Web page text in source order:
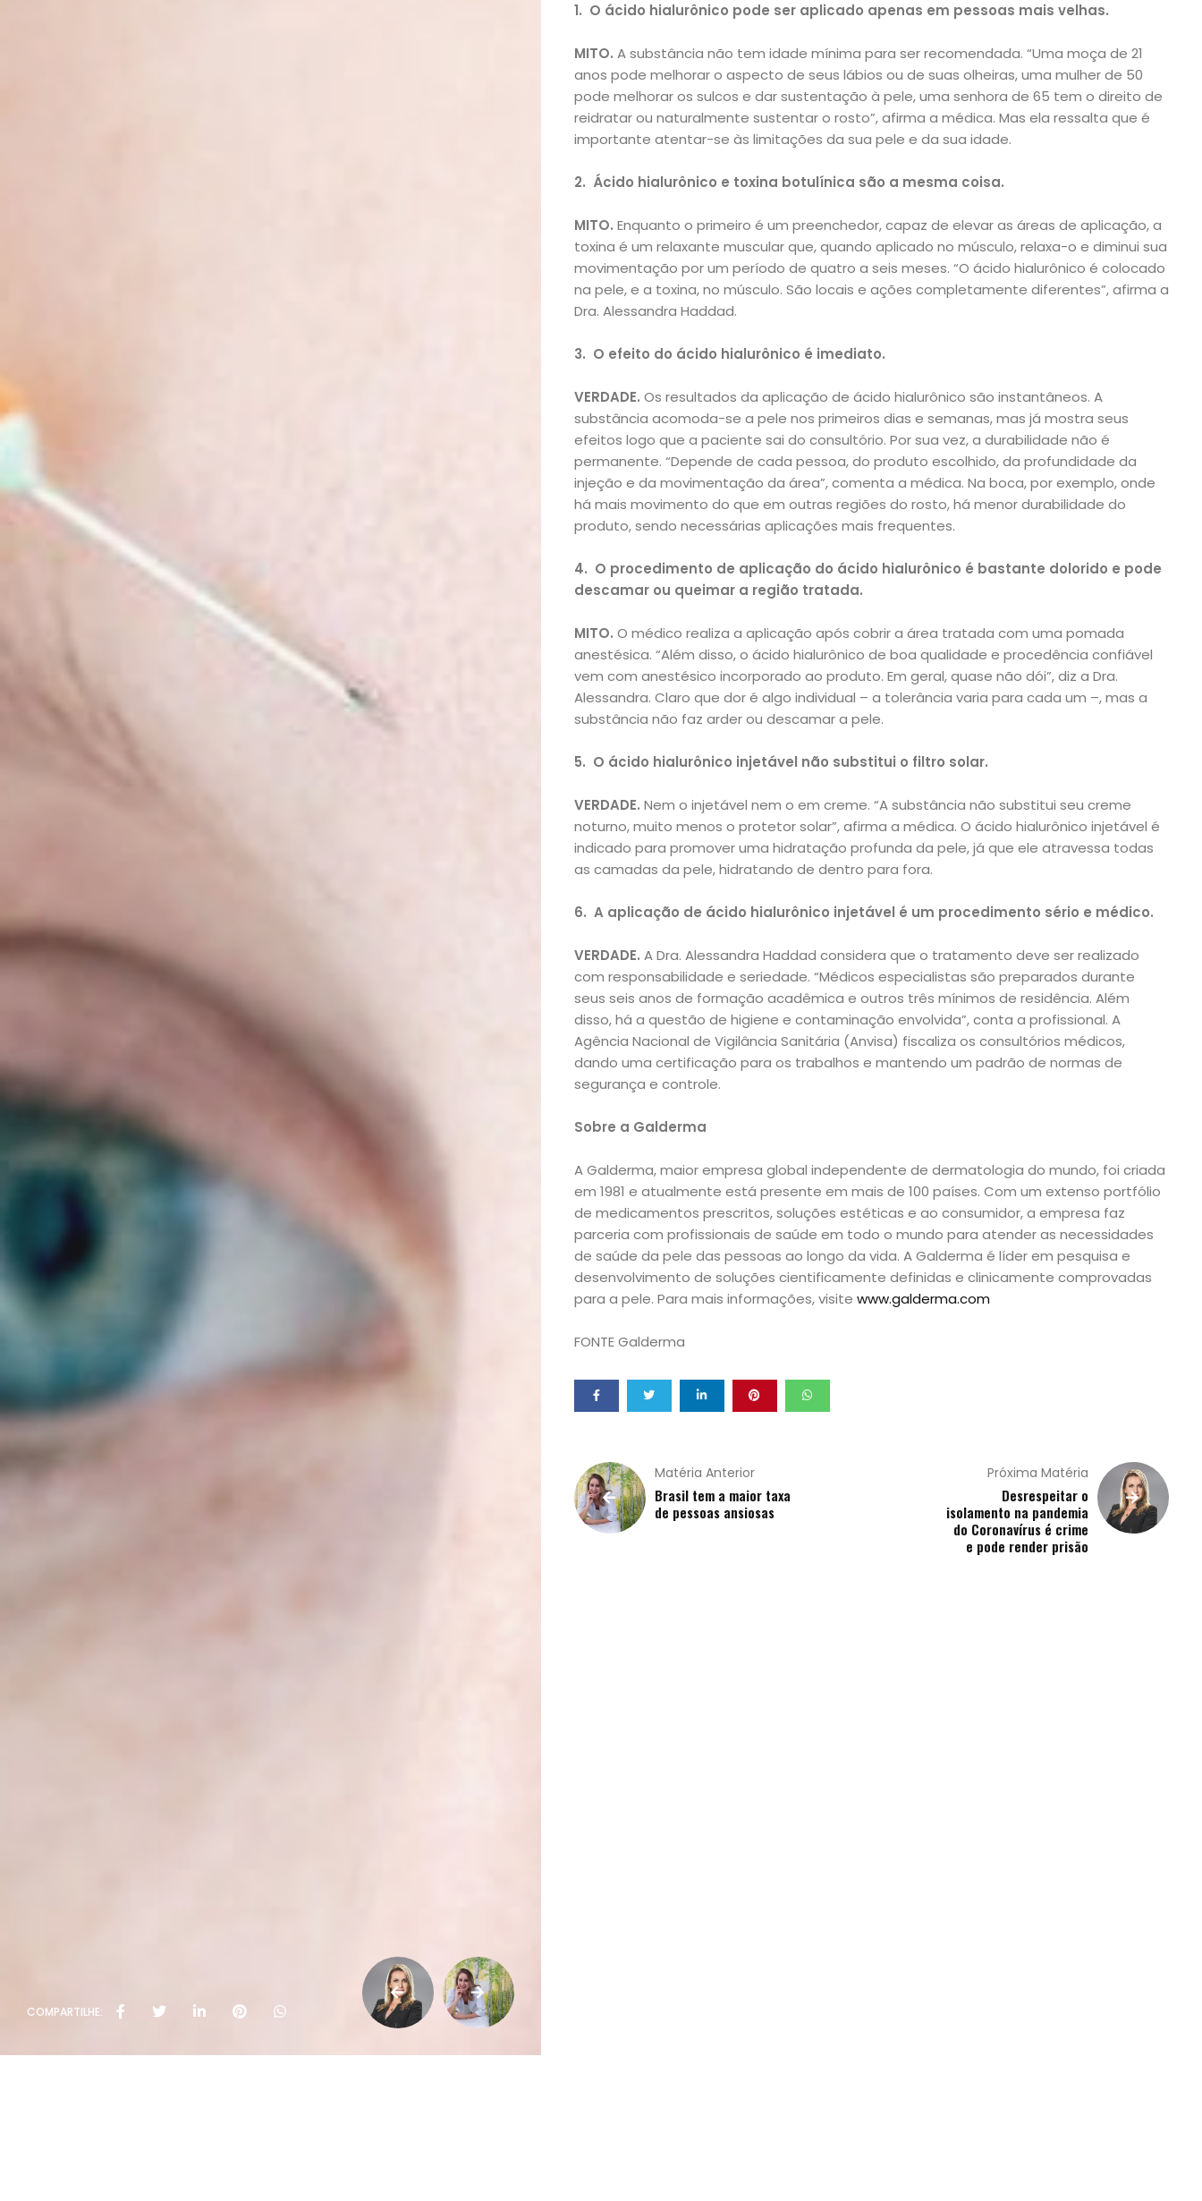
Início
Academia
Beleza
Bora
lá!
Casa
e
Decoração
Exclusiva
Homem
Mães
&
Filhos
Notícias
Opinião
Pets
Receitas
Saúde
e
Qualidade
de
Vida
Sexualidade
Variedades
COMPARTILHE:
1. O ácido hialurônico pode ser aplicado apenas em pessoas mais velhas.
MITO. A substância não tem idade mínima para ser recomendada. “Uma moça de 21
anos pode melhorar o aspecto de seus lábios ou de suas olheiras, uma mulher de 50
pode melhorar os sulcos e dar sustentação à pele, uma senhora de 65 tem o direito de
reidratar ou naturalmente sustentar o rosto”, afirma a médica. Mas ela ressalta que é
importante atentar-se às limitações da sua pele e da sua idade.
2. Ácido hialurônico e toxina botulínica são a mesma coisa.
MITO. Enquanto o primeiro é um preenchedor, capaz de elevar as áreas de aplicação, a
toxina é um relaxante muscular que, quando aplicado no músculo, relaxa-o e diminui sua
movimentação por um período de quatro a seis meses. “O ácido hialurônico é colocado
na pele, e a toxina, no músculo. São locais e ações completamente diferentes”, afirma a
Dra. Alessandra Haddad.
3. O efeito do ácido hialurônico é imediato.
VERDADE. Os resultados da aplicação de ácido hialurônico são instantâneos. A
substância acomoda-se a pele nos primeiros dias e semanas, mas já mostra seus
efeitos logo que a paciente sai do consultório. Por sua vez, a durabilidade não é
permanente. “Depende de cada pessoa, do produto escolhido, da profundidade da
injeção e da movimentação da área”, comenta a médica. Na boca, por exemplo, onde
há mais movimento do que em outras regiões do rosto, há menor durabilidade do
produto, sendo necessárias aplicações mais frequentes.
4. O procedimento de aplicação do ácido hialurônico é bastante dolorido e pode
descamar ou queimar a região tratada.
MITO. O médico realiza a aplicação após cobrir a área tratada com uma pomada
anestésica. “Além disso, o ácido hialurônico de boa qualidade e procedência confiável
vem com anestésico incorporado ao produto. Em geral, quase não dói”, diz a Dra.
Alessandra. Claro que dor é algo individual – a tolerância varia para cada um –, mas a
substância não faz arder ou descamar a pele.
5. O ácido hialurônico injetável não substitui o filtro solar.
VERDADE. Nem o injetável nem o em creme. “A substância não substitui seu creme
noturno, muito menos o protetor solar”, afirma a médica. O ácido hialurônico injetável é
indicado para promover uma hidratação profunda da pele, já que ele atravessa todas
as camadas da pele, hidratando de dentro para fora.
6. A aplicação de ácido hialurônico injetável é um procedimento sério e médico.
VERDADE. A Dra. Alessandra Haddad considera que o tratamento deve ser realizado
com responsabilidade e seriedade. “Médicos especialistas são preparados durante
seus seis anos de formação acadêmica e outros três mínimos de residência. Além
disso, há a questão de higiene e contaminação envolvida”, conta a profissional. A
Agência Nacional de Vigilância Sanitária (Anvisa) fiscaliza os consultórios médicos,
dando uma certificação para os trabalhos e mantendo um padrão de normas de
segurança e controle.
Sobre a Galderma
A Galderma, maior empresa global independente de dermatologia do mundo, foi criada
em 1981 e atualmente está presente em mais de 100 países. Com um extenso portfólio
de medicamentos prescritos, soluções estéticas e ao consumidor, a empresa faz
parceria com profissionais de saúde em todo o mundo para atender as necessidades
de saúde da pele das pessoas ao longo da vida. A Galderma é líder em pesquisa e
desenvolvimento de soluções cientificamente definidas e clinicamente comprovadas
para a pele. Para mais informações, visite www.galderma.com
FONTE Galderma
Matéria Anterior
Brasil tem a maior taxa
de pessoas ansiosas
Próxima Matéria
Desrespeitar o
isolamento na pandemia
do Coronavírus é crime
e pode render prisão